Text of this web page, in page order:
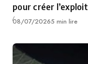
pour créer l’exploit
Publié
08/07/20265 min lire